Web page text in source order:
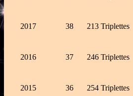
2017 38 213 Triplettes
2016 37 246 Triplettes
2015 36 254 Triplettes